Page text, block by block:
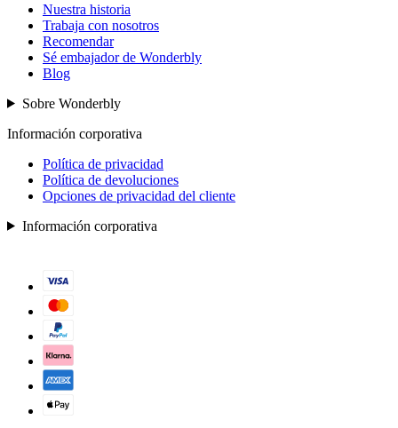
Nuestra historia
Trabaja con nosotros
Recomendar
Sé embajador de Wonderbly
Blog
Sobre Wonderbly
Información corporativa
Política de privacidad
Política de devoluciones
Opciones de privacidad del cliente
Información corporativa